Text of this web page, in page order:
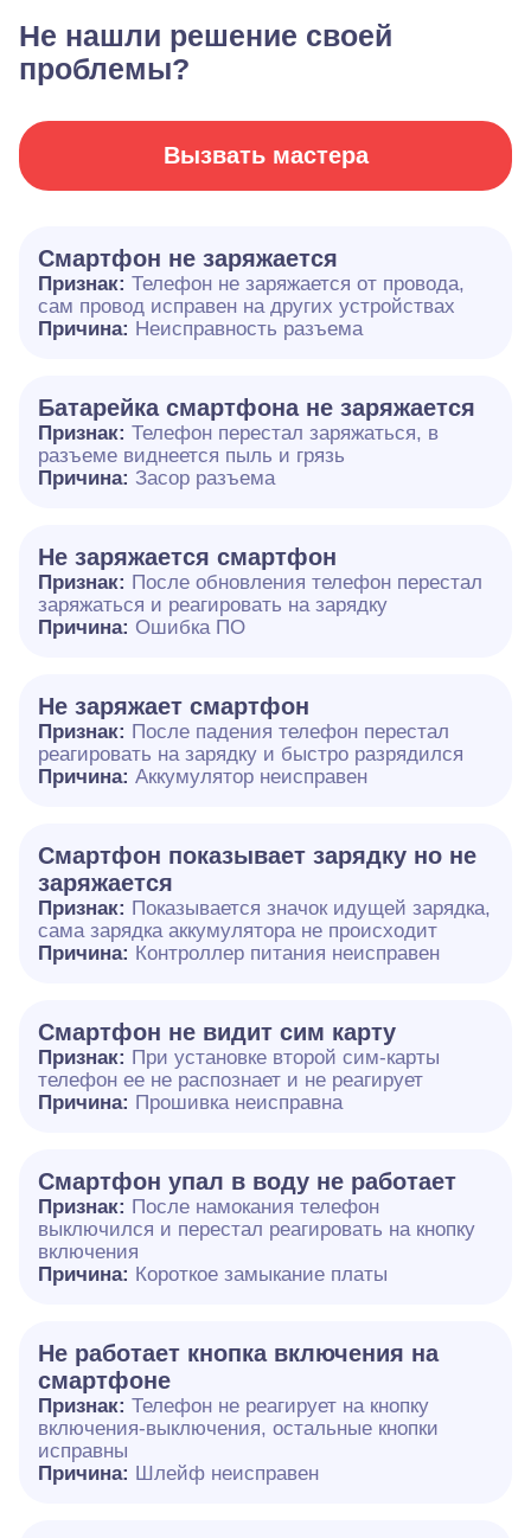
Не нашли решение своей
проблемы?
Вызвать мастера
Смартфон не заряжается
Признак: Телефон не заряжается от провода,
сам провод исправен на других устройствах
Причина: Неисправность разъема
Батарейка смартфона не заряжается
Признак: Телефон перестал заряжаться, в
разъеме виднеется пыль и грязь
Причина: Засор разъема
Не заряжается смартфон
Признак: После обновления телефон перестал
заряжаться и реагировать на зарядку
Причина: Ошибка ПО
Не заряжает смартфон
Признак: После падения телефон перестал
реагировать на зарядку и быстро разрядился
Причина: Аккумулятор неисправен
Смартфон показывает зарядку но не
заряжается
Признак: Показывается значок идущей зарядка,
сама зарядка аккумулятора не происходит
Причина: Контроллер питания неисправен
Смартфон не видит сим карту
Признак: При установке второй сим-карты
телефон ее не распознает и не реагирует
Причина: Прошивка неисправна
Смартфон упал в воду не работает
Признак: После намокания телефон
выключился и перестал реагировать на кнопку
включения
Причина: Короткое замыкание платы
Не работает кнопка включения на
смартфоне
Признак: Телефон не реагирует на кнопку
включения-выключения, остальные кнопки
исправны
Причина: Шлейф неисправен